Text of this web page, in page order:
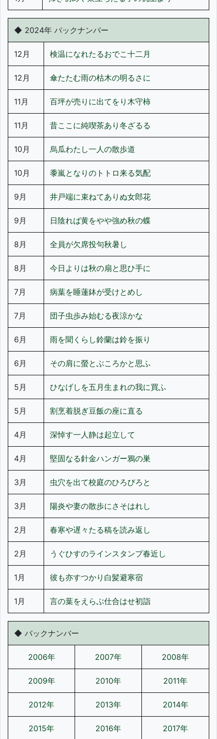
◆ 2024年 バックナンバー
12月 検温になれたるおでこ十二月
12月 傘たたむ雨の枯木の明るさに
11月 百坪が売りに出てをり木守柿
11月 昔ここに純喫茶あり冬ざるる
10月 烏瓜わたし一人の散歩道
10月 黍嵐となりのトトロ来る気配
9月 井戸端に束ねてありぬ女郎花
9月 日陰れば黄をやや強め秋の蝶
8月 全員が欠席投句秋暑し
8月 今日よりは秋の扇と思ひ手に
7月 病葉を睡蓮鉢が受けとめし
7月 団子虫歩み始むる夜涼かな
6月 雨を聞くらし鈴蘭は鈴を振り
6月 その肩に螢とぶころかと思ふ
5月 ひなげしを五月生まれの我に買ふ
5月 割烹着脱ぎ豆飯の座に直る
4月 深悼す一人静は起立して
4月 堅固なる針金ハンガー鴉の巣
3月 虫穴を出て校庭のひろびろと
3月 陽炎や妻の散歩にさそはれし
2月 春寒や遅々たる稿を読み返し
2月 うぐひすのラインスタンプ春近し
1月 彼も亦すつかり白髪避寒宿
1月 言の葉をえらぶ仕合はせ初詣
◆ バックナンバー
2006年 2007年 2008年
2009年 2010年 2011年
2012年 2013年 2014年
2015年 2016年 2017年